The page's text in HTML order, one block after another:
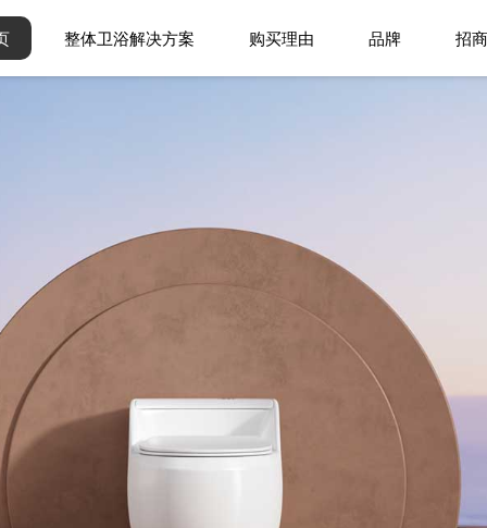
整体卫浴解决方案 购买理由 品牌 招